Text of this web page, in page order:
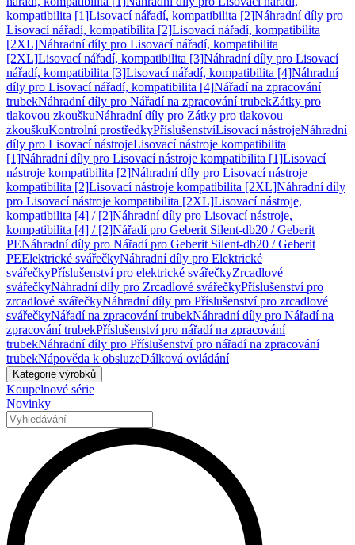
kompatibilita [1]Lisovací nářadí, kompatibilita [2]Náhradní díly pro
Lisovací nářadí, kompatibilita [2]Lisovací nářadí, kompatibilita
[2XL]Náhradní díly pro Lisovací nářadí, kompatibilita
[2XL]Lisovací nářadí, kompatibilita [3]Náhradní díly pro Lisovací
nářadí, kompatibilita [3]Lisovací nářadí, kompatibilita [4]Náhradní
díly pro Lisovací nářadí, kompatibilita [4]Nářadí na zpracování
trubekNáhradní díly pro Nářadí na zpracování trubekZátky pro
tlakovou zkouškuNáhradní díly pro Zátky pro tlakovou
zkouškuKontrolní prostředkyPříslušenstvíLisovací nástrojeNáhradní
díly pro Lisovací nástrojeLisovací nástroje kompatibilita
[1]Náhradní díly pro Lisovací nástroje kompatibilita [1]Lisovací
nástroje kompatibilita [2]Náhradní díly pro Lisovací nástroje
kompatibilita [2]Lisovací nástroje kompatibilita [2XL]Náhradní díly
pro Lisovací nástroje kompatibilita [2XL]Lisovací nástroje,
kompatibilita [4] / [2]Náhradní díly pro Lisovací nástroje,
kompatibilita [4] / [2]Nářadí pro Geberit Silent-db20 / Geberit
PENáhradní díly pro Nářadí pro Geberit Silent-db20 / Geberit
PEElektrické svářečkyNáhradní díly pro Elektrické
svářečkyPříslušenství pro elektrické svářečkyZrcadlové
svářečkyNáhradní díly pro Zrcadlové svářečkyPříslušenství pro
zrcadlové svářečkyNáhradní díly pro Příslušenství pro zrcadlové
svářečkyNářadí na zpracování trubekNáhradní díly pro Nářadí na
zpracování trubekPříslušenství pro nářadí na zpracování
trubekNáhradní díly pro Příslušenství pro nářadí na zpracování
trubekNápověda k obsluzeDálková ovládání
Kategorie výrobků
Koupelnové série
Novinky